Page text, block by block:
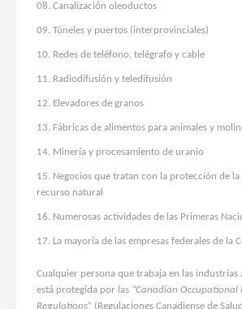
Canalización oleoductos
Túneles y puertos (interprovinciales)
Redes de teléfono, telégrafo y cable
Radiodifusión y teledifusión
Elevadores de granos
Fábricas de alimentos para animales y
Minería y procesamiento de uranio
Negocios que tratan con la protección de la
recurso natural
Numerosas actividades de las Primeras
La mayoría de las empresas federales de la
Cualquier persona que trabaja en las industrias
está protegida por las “Canadian Occupational
Regulations” (Regulaciones Canadiense de